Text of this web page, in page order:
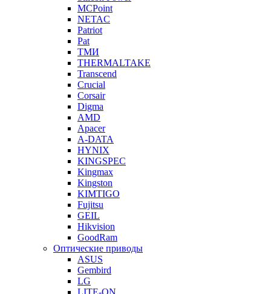
MCPoint
NETAC
Patriot
Pat
ТМИ
THERMALTAKE
Transcend
Crucial
Corsair
Digma
AMD
Apacer
A-DATA
HYNIX
KINGSPEC
Kingmax
Kingston
KIMTIGO
Fujitsu
GEIL
Hikvision
GoodRam
Оптические приводы
ASUS
Gembird
LG